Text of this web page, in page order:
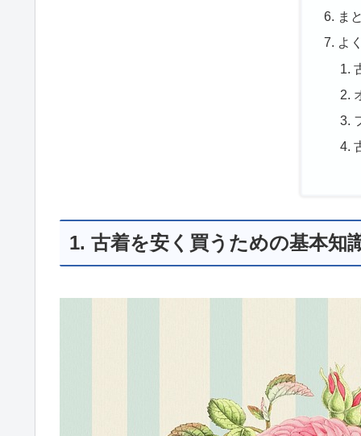
ま
よ
1. 古着を安く買うための基本知